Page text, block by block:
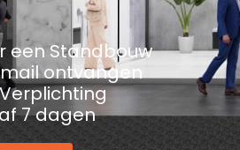
een Standbouw
ontvangen
7 dagen